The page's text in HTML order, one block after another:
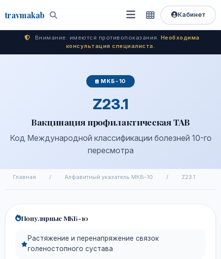
travmakab Поиск
Открыть
меню
Быстрый
доступ
Кабинет
Внимание: имеются противопоказания. Необходима
консультация специалиста.
МКБ-10
Z23.1
Вакцинация профилактическая ТАВ
Код Международной классификации болезней 10-го
пересмотра
Главная / Алфавитный указатель МКБ-10 / Z23.1
Популярные МКБ-10
Растяжение и перенапряжение связок
голеностопного сустава